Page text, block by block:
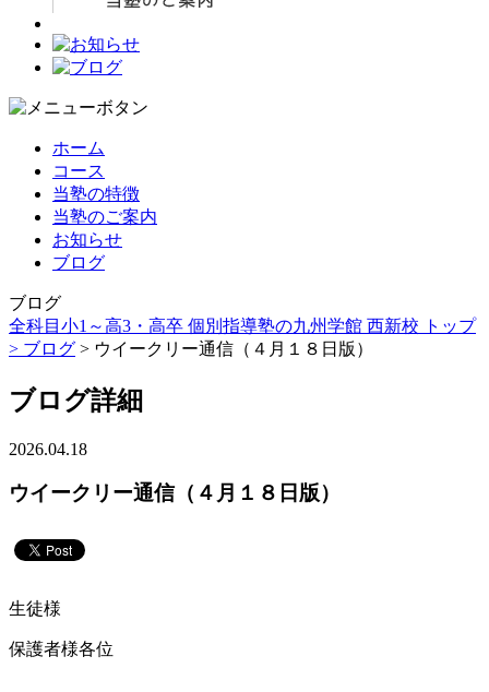
ホーム
コース
当塾の特徴
当塾のご案内
お知らせ
ブログ
ブログ
全科目小1～高3・高卒 個別指導塾の九州学館 西新校 トップ
> ブログ > ウイークリー通信（４月１８日版）
ブログ詳細
2026.04.18
ウイークリー通信（４月１８日版）
生徒様
保護者様各位